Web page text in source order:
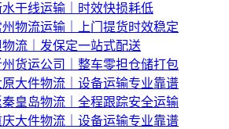
干线运输｜时效快损耗低
物流运输｜上门提货时效稳定
流｜发保定一站式配送
货运公司｜整车零担仓储打包
大件物流｜设备运输专业靠谱
皇岛物流｜全程跟踪安全运输
大件物流｜设备运输专业靠谱